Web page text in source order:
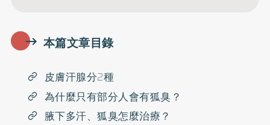
本篇文章目錄
皮膚汗腺分2種
為什麼只有部分人會有狐臭？
腋下多汗、狐臭怎麼治療？